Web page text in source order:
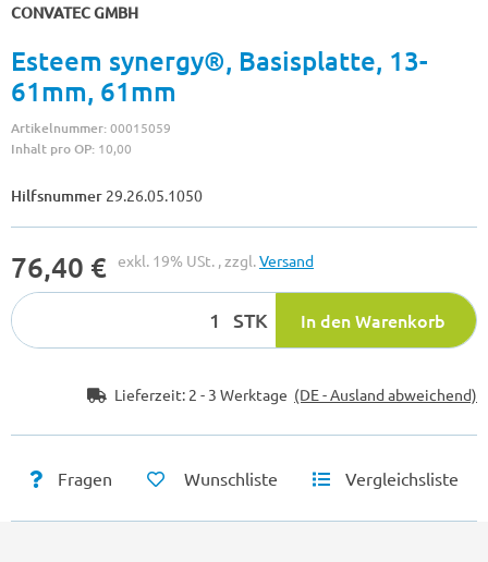
CONVATEC GMBH
Esteem synergy®, Basisplatte, 13-
61mm, 61mm
Artikelnummer:00015059
Inhalt pro OP: 10,00
Hilfsnummer 29.26.05.1050
76,40 € exkl. 19% USt. , zzgl.Versand
STK In den Warenkorb
Lieferzeit: 2 - 3 Werktage (DE - Ausland abweichend)
Fragen Wunschliste Vergleichsliste